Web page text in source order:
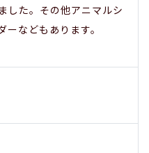
した。その他アニマルシ
ーなどもあります。